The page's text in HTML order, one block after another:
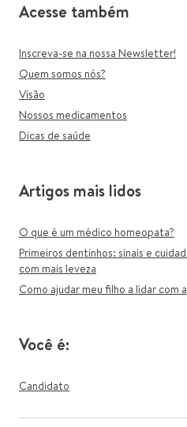
Acesse também
Inscreva-se na nossa Newsletter!
Quem somos nós?
Visão
Nossos medicamentos
Dicas de saúde
Artigos mais lidos
O que é um médico homeopata?
Primeiros dentinhos: sinais e
com mais leveza
Como ajudar meu filho a lidar com
Você é:
Candidato